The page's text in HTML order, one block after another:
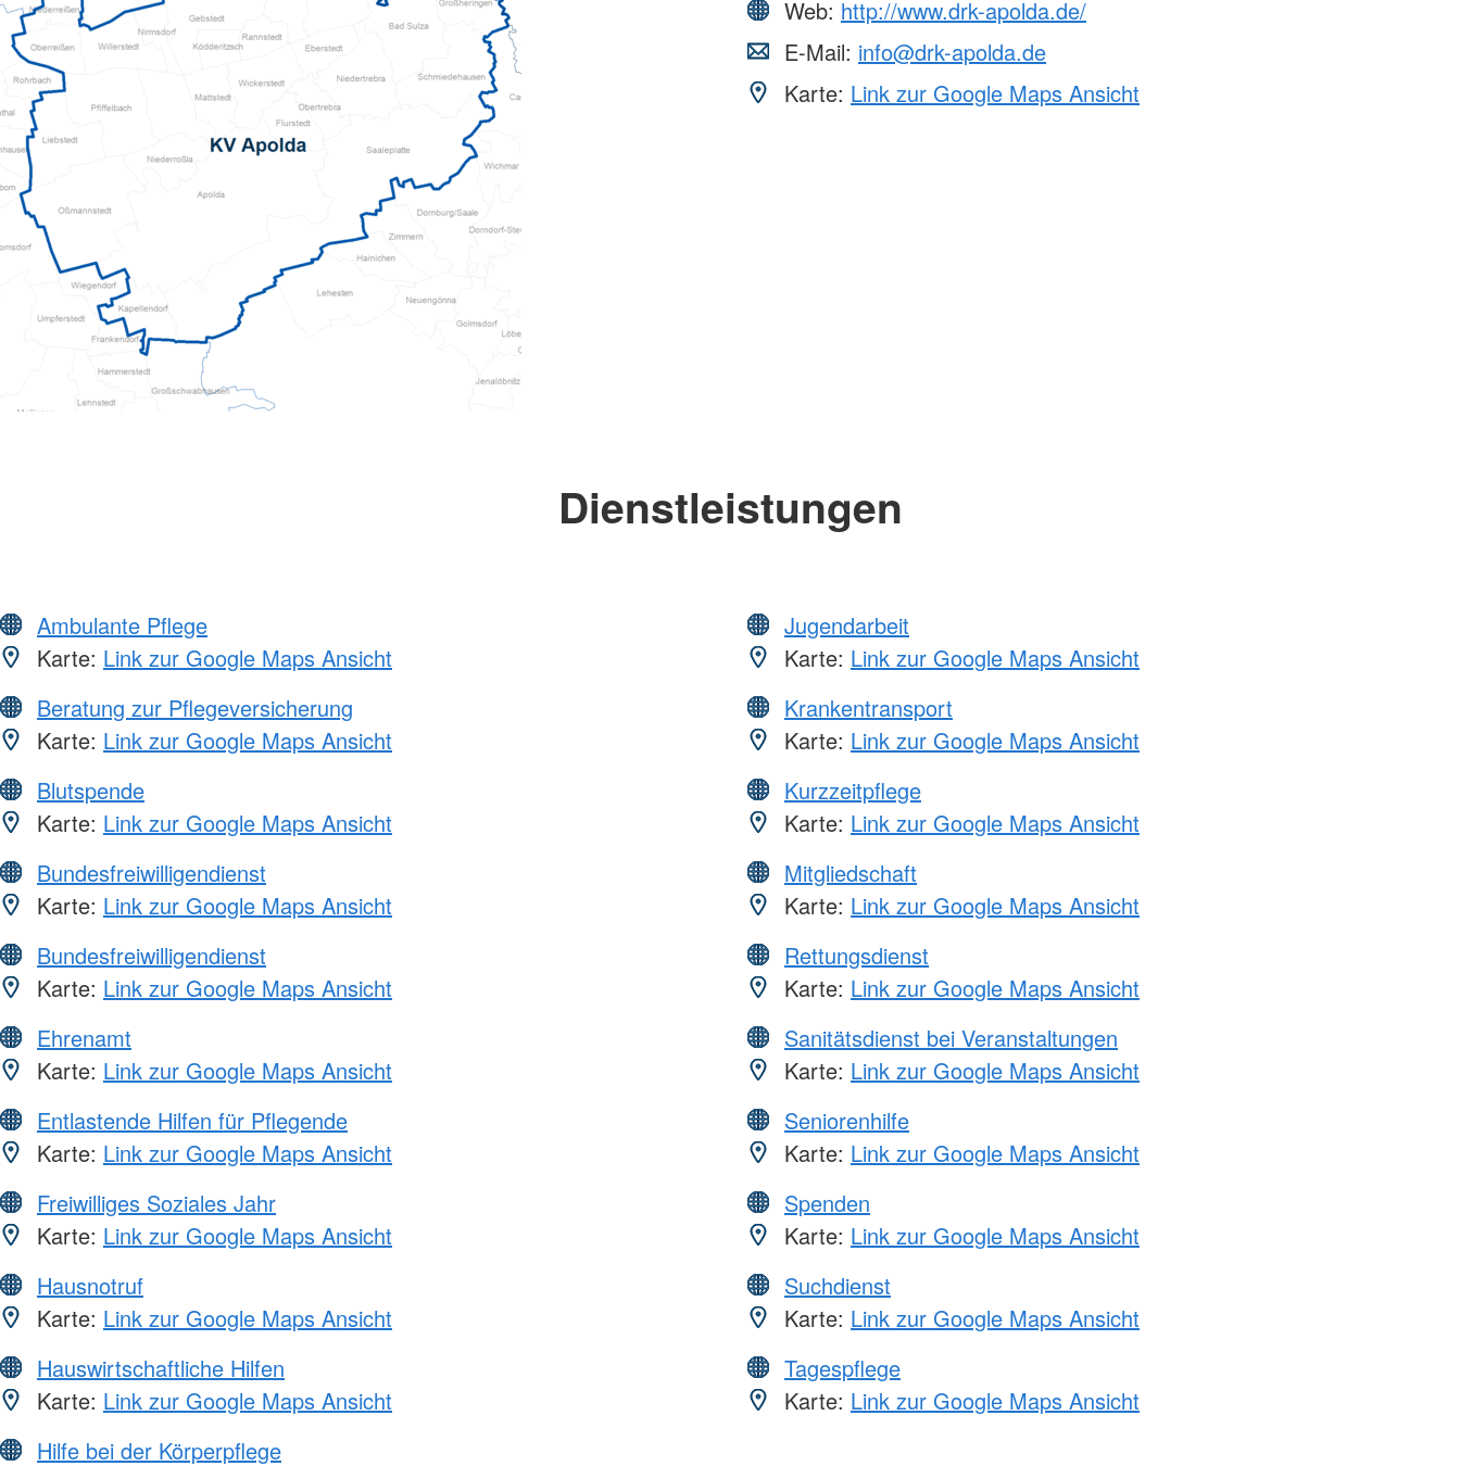
Web: http://www.drk-apolda.de/
E-Mail: info@drk-apolda.de
Karte: Link zur Google Maps Ansicht
Dienstleistungen
Ambulante Pflege
Karte: Link zur Google Maps Ansicht
Beratung zur Pflegeversicherung
Karte: Link zur Google Maps Ansicht
Blutspende
Karte: Link zur Google Maps Ansicht
Bundesfreiwilligendienst
Karte: Link zur Google Maps Ansicht
Bundesfreiwilligendienst
Karte: Link zur Google Maps Ansicht
Ehrenamt
Karte: Link zur Google Maps Ansicht
Entlastende Hilfen für Pflegende
Karte: Link zur Google Maps Ansicht
Freiwilliges Soziales Jahr
Karte: Link zur Google Maps Ansicht
Hausnotruf
Karte: Link zur Google Maps Ansicht
Hauswirtschaftliche Hilfen
Karte: Link zur Google Maps Ansicht
Hilfe bei der Körperpflege
Jugendarbeit
Karte: Link zur Google Maps Ansicht
Krankentransport
Karte: Link zur Google Maps Ansicht
Kurzzeitpflege
Karte: Link zur Google Maps Ansicht
Mitgliedschaft
Karte: Link zur Google Maps Ansicht
Rettungsdienst
Karte: Link zur Google Maps Ansicht
Sanitätsdienst bei Veranstaltungen
Karte: Link zur Google Maps Ansicht
Seniorenhilfe
Karte: Link zur Google Maps Ansicht
Spenden
Karte: Link zur Google Maps Ansicht
Suchdienst
Karte: Link zur Google Maps Ansicht
Tagespflege
Karte: Link zur Google Maps Ansicht